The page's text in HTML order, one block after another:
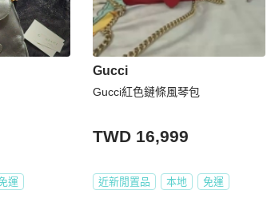
運
Gucci
Gucci紅色鏈條風琴包
TWD 16,999
近新閒置品 本地 免運